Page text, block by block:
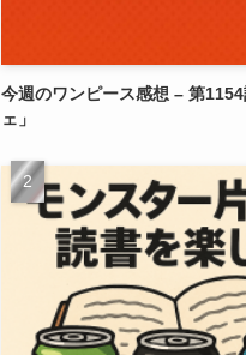
今週のワンピース感想 – 第
ェ」